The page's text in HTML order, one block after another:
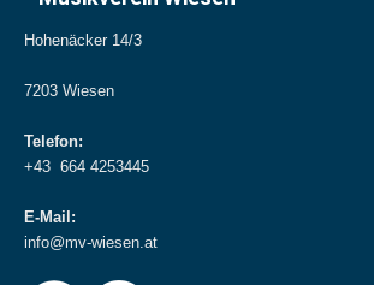
Hohenäcker 14/3
7203 Wiesen
Telefon:
+43 664 4253445
E-Mail:
info@mv-wiesen.at